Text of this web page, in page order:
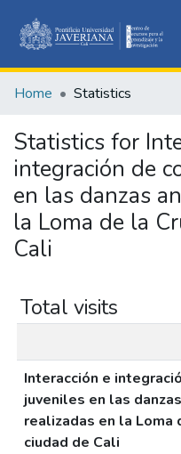
Home Statistics
Statistics for
integración de
en las danzas
la Loma de la
Cali
Total visits
Interacción e
juveniles en las
realizadas en la Loma
ciudad de Cali